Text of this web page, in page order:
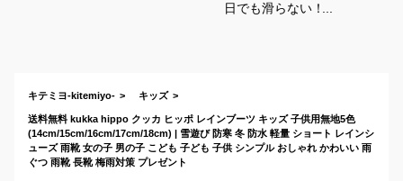
日でも滑らない！キ
キテミヨ-kitemiyo- キッズ
送料無料 kukka hippo クッカ ヒッポ レインブーツ キッズ 子供用無地5色
(14cm/15cm/16cm/17cm/18cm) | 雪遊び 防寒 冬 防水 軽量 ショート レインシ
ューズ 雨靴 女の子 男の子 こども 子ども 子供 シンプル おしゃれ かわいい 雨
ぐつ 雨靴 長靴 梅雨対策 プレゼント